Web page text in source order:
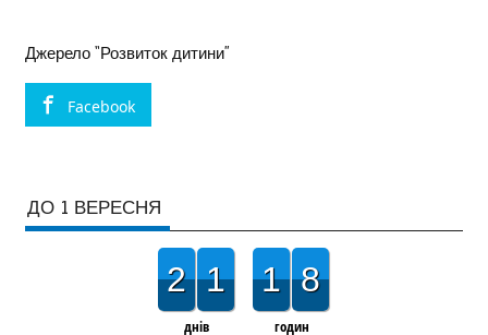
Джерело “Розвиток дитини”
Facebook
ДО 1 ВЕРЕСНЯ
2 1
днів
1 8
годин